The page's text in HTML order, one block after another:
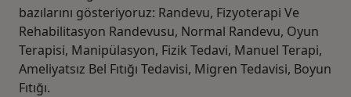
bazılarını gösteriyoruz: Randevu, Fizyoterapi Ve
Rehabilitasyon Randevusu, Normal Randevu, Oyun
Terapisi, Manipülasyon, Fizik Tedavi, Manuel Terapi,
Ameliyatsız Bel Fıtığı Tedavisi, Migren Tedavisi, Boyun
Fıtığı.